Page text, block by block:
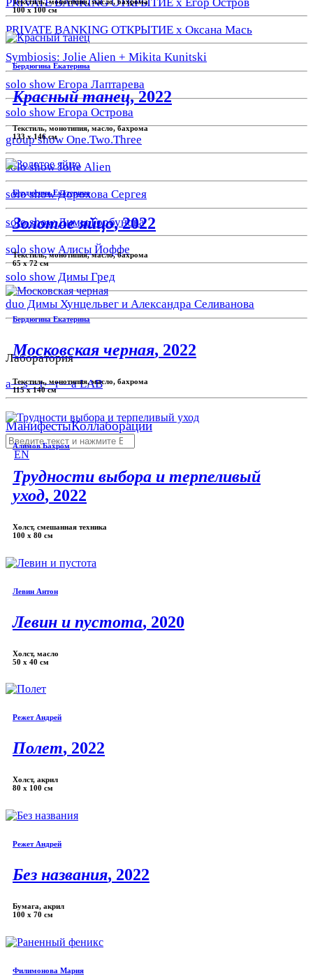
PRIVATE BANKING ОТКРЫТИЕ х Оксана Мась
Symbiosis: Jolie Alien + Mikita Kunitski
solo show Егора Лаптарева
solo show Егора Острова
group show One.Two.Three
solo show Jolie Alien
solo show Дорохова Сергея
solo show Димы Горбунова
solo show Алисы Йоффе
solo show Димы Гред
duo Димы Хунцельвег и Александра Селиванова
Лаборатория
a—s—t—r—a LAB
МанифестыКоллаборации
EN
100 х 100 см
Бердюгина Екатерина
Красный танец, 2022
Текстиль, монотипия, масло, бахрома
133 x 146 см
Бердюгина Екатерина
Золотое яйцо, 2022
Текстиль, монотипия, масло, бахрома
65 x 72 см
Бердюгина Екатерина
Московская черная, 2022
Текстиль, монотипия, масло, бахрома
115 x 140 см
Алимов Бахром
Трудности выбора и терпеливый
уход, 2022
Холст, смешанная техника
100 х 80 см
Левин Антон
Левин и пустота, 2020
Холст, масло
50 х 40 см
Режет Андрей
Полет, 2022
Холст, акрил
80 х 100 см
Режет Андрей
Без названия, 2022
Бумага, акрил
100 х 70 см
Филимонова Мария